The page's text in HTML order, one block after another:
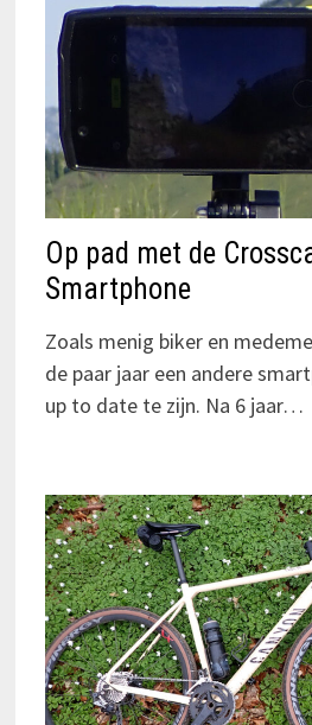
Op pad met de
Smartphone
Zoals menig biker en
de paar jaar een andere
up to date te zijn. Na 6 jaar…